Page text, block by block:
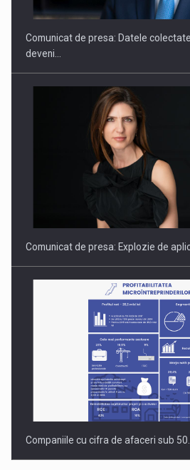
PUTTING ROMANIAN CORPORATE
INTERNATIONAL BUSINESS SCENE
Comunicat de presa: Datele
deveni…
Comunicat de presa: Explozie de
Companiile cu cifra de afaceri sub